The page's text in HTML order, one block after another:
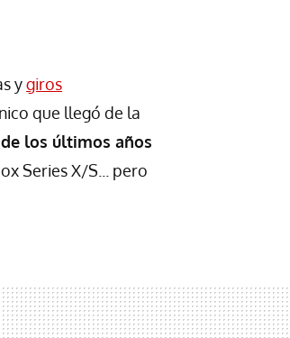
ygiros
que llegó de la
de los últimos años
Series X/S... pero